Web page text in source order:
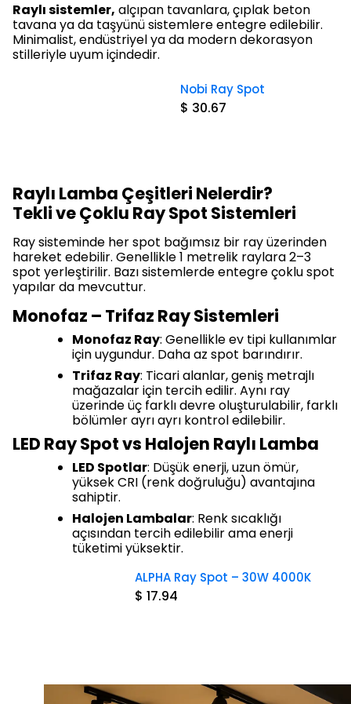
Raylı sistemler, alçıpan tavanlara, çıplak beton
tavana ya da taşyünü sistemlere entegre edilebilir.
Minimalist, endüstriyel ya da modern dekorasyon
stilleriyle uyum içindedir.
Nobi Ray Spot
$ 30.67
Raylı Lamba Çeşitleri Nelerdir?
Tekli ve Çoklu Ray Spot Sistemleri
Ray sisteminde her spot bağımsız bir ray üzerinden
hareket edebilir. Genellikle 1 metrelik raylara 2–3
spot yerleştirilir. Bazı sistemlerde entegre çoklu spot
yapılar da mevcuttur.
Monofaz – Trifaz Ray Sistemleri
Monofaz Ray: Genellikle ev tipi kullanımlar
için uygundur. Daha az spot barındırır.
Trifaz Ray: Ticari alanlar, geniş metrajlı
mağazalar için tercih edilir. Aynı ray
üzerinde üç farklı devre oluşturulabilir, farklı
bölümler ayrı ayrı kontrol edilebilir.
LED Ray Spot vs Halojen Raylı Lamba
LED Spotlar: Düşük enerji, uzun ömür,
yüksek CRI (renk doğruluğu) avantajına
sahiptir.
Halojen Lambalar: Renk sıcaklığı
açısından tercih edilebilir ama enerji
tüketimi yüksektir.
ALPHA Ray Spot – 30W 4000K
$ 17.94